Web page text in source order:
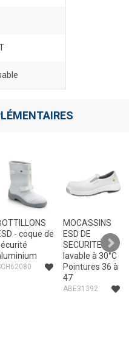
- coque de
MOCASSINS
ESD DE
SECURITE
lavable à 30°C
Pointures 36 à
47
ABE31392